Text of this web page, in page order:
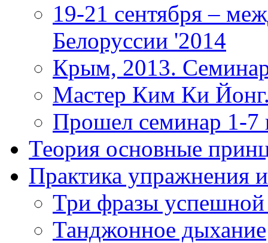
19-21 сентября –
Белоруссии '2014
Крым, 2013.
Мастер Ким Ки
Прошел семинар 1-7
Теория основные
Практика упражнения
Три фразы успешной
Танджонное дыхание